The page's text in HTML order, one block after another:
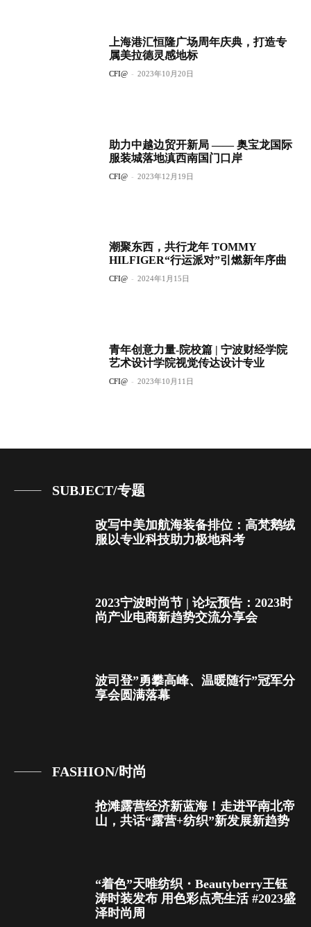
上海港汇恒隆广场周年庆典，打造专
属美拉德灵感地标
CFI@ - 2023年10月20日
助力中越边贸开新局 —— 奥宝龙国际
服装城落地滇西南国门口岸
CFI@ - 2023年12月19日
潮聚东西，共行龙年 TOMMY
HILFIGER“行运派对”引燃新年序曲
CFI@ - 2024年1月15日
青年创意力量-院校篇 | 宁波财经学院
艺术设计学院视觉传达设计专业
CFI@ - 2023年10月11日
SUBJECT/专题
改写中美加航海装备排位：高梵鹅绒
服以专业科技助力极地科考
2023宁波时尚节 | 论坛预告：2023时
尚产业电商新趋势交流分享会
波司登”勇攀高峰、温暖随行”冠军分
享会圆满落幕
FASHION/时尚
抢滩露营经济新蓝海！走进平南北帝
山，共话“露营+纺织”新发展新趋势
“着色”天唯纺织・Beautyberry王钰
涛时装发布 用色彩点亮生活 #2023盛
泽时尚周